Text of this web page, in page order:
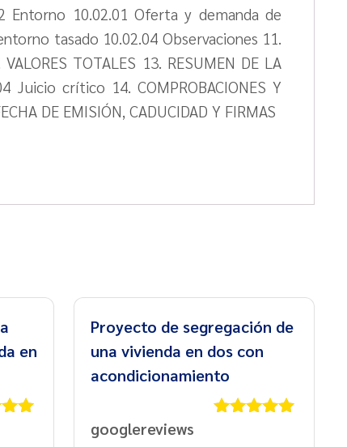
Entorno 10.02.01 Oferta y demanda de
tasado 10.02.04 Observaciones 11.
TOTALES 13. RESUMEN DE LA
Juicio crítico 14. COMPROBACIONES Y
DE EMISIÓN, CADUCIDAD Y FIRMAS
en
Proyecto de segregación de
una vivienda en dos con
acondicionamiento
googlereviews